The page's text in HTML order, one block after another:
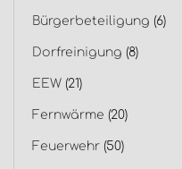
Bürgerbeteiligung (6)
Dorfreinigung (8)
EEW (21)
Fernwärme (20)
Feuerwehr (50)